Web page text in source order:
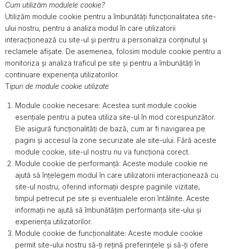
Cum utilizăm modulele cookie?
Utilizăm module cookie pentru a îmbunătăți funcționalitatea site-
ului nostru, pentru a analiza modul în care utilizatorii
interacționează cu site-ul și pentru a personaliza conținutul și
reclamele afișate. De asemenea, folosim module cookie pentru a
monitoriza și analiza traficul pe site și pentru a îmbunătăți în
continuare experiența utilizatorilor.
Tipuri de module cookie utilizate
Module cookie necesare: Acestea sunt module cookie
esențiale pentru a putea utiliza site-ul în mod corespunzător.
Ele asigură funcționalități de bază, cum ar fi navigarea pe
pagini și accesul la zone securizate ale site-ului. Fără aceste
module cookie, site-ul nostru nu va funcționa corect.
Module cookie de performanță: Aceste module cookie ne
ajută să înțelegem modul în care utilizatorii interacționează cu
site-ul nostru, oferind informații despre paginile vizitate,
timpul petrecut pe site și eventualele erori întâlnite. Aceste
informații ne ajută să îmbunătățim performanța site-ului și
experiența utilizatorilor.
Module cookie de funcționalitate: Aceste module cookie
permit site-ului nostru să-ți rețină preferințele și să-ți ofere